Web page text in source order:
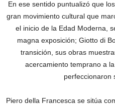
En ese sentido puntualizó que
gran movimiento cultural que
el inicio de la Edad Moderna,
magna exposición; Giotto di
transición, sus obras
acercamiento temprano a
perfeccionaron
Piero della Francesca se sitúa